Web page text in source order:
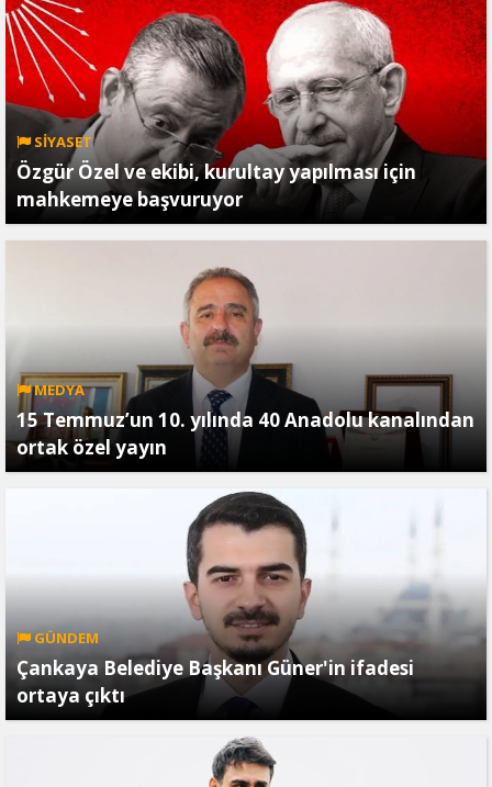
SİYASET
Özgür Özel ve ekibi, kurultay yapılması için
mahkemeye başvuruyor
MEDYA
15 Temmuz’un 10. yılında 40 Anadolu kanalından
ortak özel yayın
GÜNDEM
Çankaya Belediye Başkanı Güner'in ifadesi
ortaya çıktı